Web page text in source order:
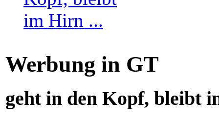
Werbung in GT
geht in den Kopf, bleibt